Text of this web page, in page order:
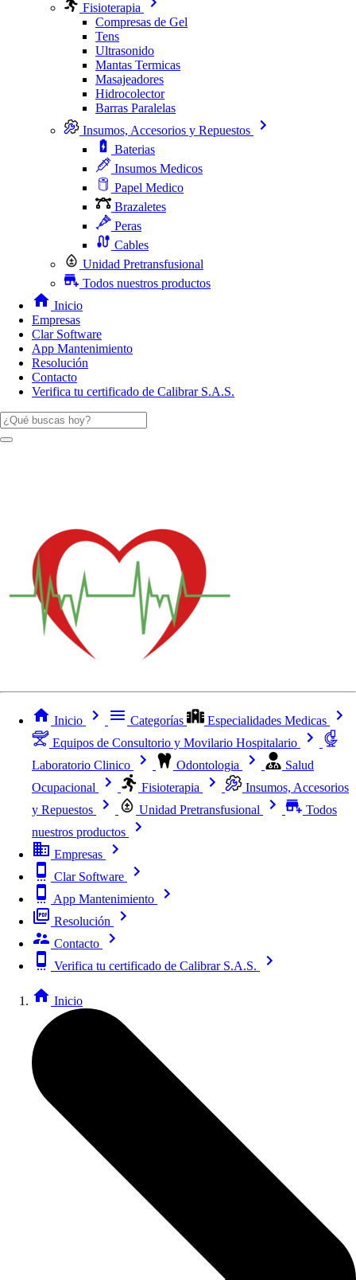
Fisioterapia
Compresas de Gel
Tens
Ultrasonido
Mantas Termicas
Masajeadores
Hidrocolector
Barras Paralelas
Insumos, Accesorios y Repuestos
Baterias
Insumos Medicos
Papel Medico
Brazaletes
Peras
Cables
Unidad Pretransfusional
Todos nuestros productos
Inicio
Empresas
Clar Software
App Mantenimiento
Resolución
Contacto
Verifica tu certificado de Calibrar S.A.S.
Inicio Categorías
Especialidades Medicas
Equipos de Consultorio y Movilario Hospitalario
Laboratorio Clinico
Odontologia
Salud
Ocupacional
Fisioterapia
Insumos, Accesorios
y Repuestos
Unidad Pretransfusional
Todos
nuestros productos
Empresas
Clar Software
App Mantenimiento
Resolución
Contacto
Verifica tu certificado de Calibrar S.A.S.
Inicio